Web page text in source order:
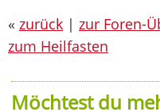
« zurück | zur Foren-
zum Heilfasten
Möchtest du